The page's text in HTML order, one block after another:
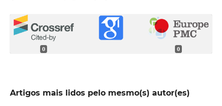
0 0
Artigos mais lidos pelo mesmo(s) autor(es)